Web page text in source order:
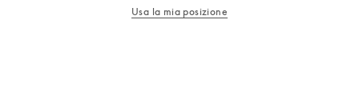
Usa la mia posizione